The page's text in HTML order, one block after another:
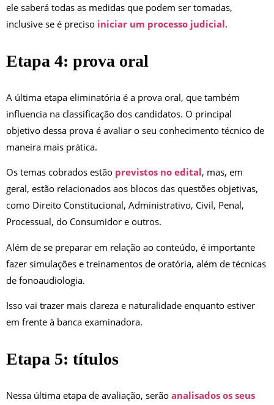
ele saberá todas as medidas que podem ser tomadas,
inclusive se é preciso iniciar um processo judicial.
Etapa 4: prova oral
A última etapa eliminatória é a prova oral, que também
influencia na classificação dos candidatos. O principal
objetivo dessa prova é avaliar o seu conhecimento técnico de
maneira mais prática.
Os temas cobrados estão previstos no edital, mas, em
geral, estão relacionados aos blocos das questões objetivas,
como Direito Constitucional, Administrativo, Civil, Penal,
Processual, do Consumidor e outros.
Além de se preparar em relação ao conteúdo, é importante
fazer simulações e treinamentos de oratória, além de técnicas
de fonoaudiologia.
Isso vai trazer mais clareza e naturalidade enquanto estiver
em frente à banca examinadora.
Etapa 5: títulos
Nessa última etapa de avaliação, serão analisados os seus